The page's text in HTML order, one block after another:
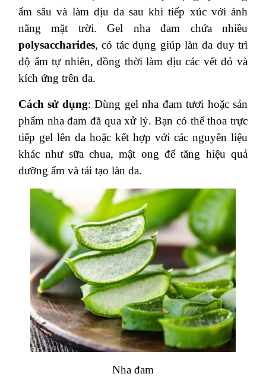
ẩm sâu và làm dịu da sau khi tiếp xúc với ánh
nắng mặt trời. Gel nha đam chứa nhiều
polysaccharides, có tác dụng giúp làn da duy trì
độ ẩm tự nhiên, đồng thời làm dịu các vết đỏ và
kích ứng trên da.
Cách sử dụng: Dùng gel nha đam tươi hoặc sản
phẩm nha đam đã qua xử lý. Bạn có thể thoa trực
tiếp gel lên da hoặc kết hợp với các nguyên liệu
khác như sữa chua, mật ong để tăng hiệu quả
dưỡng ẩm và tái tạo làn da.
Nha đam